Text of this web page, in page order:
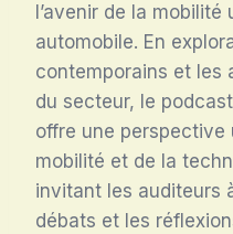
l’avenir de la
automobile. En
contemporains et les
du secteur, le
offre une perspective
mobilité et de la
invitant les auditeurs
débats et les